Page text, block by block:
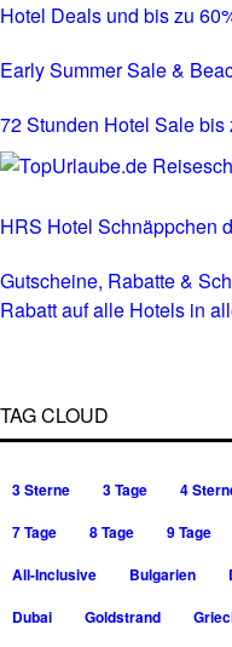
Hotel Deals und bis zu
Early Summer Sale &
72 Stunden Hotel Sale bis
HRS Hotel Schnäppchen
Gutscheine, Rabatte &
Rabatt auf alle Hotels in
TAG CLOUD
3 Sterne 3 Tage 4
7 Tage
8 Tage 9 Tage
All-Inclusive
Bulgarien
Dubai
Goldstrand